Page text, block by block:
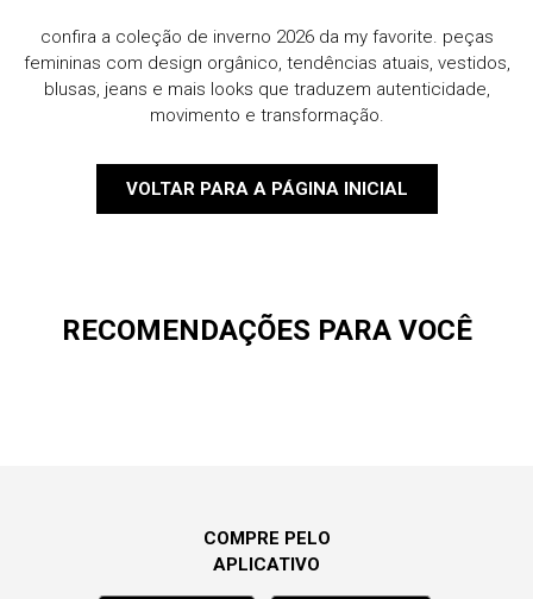
confira a coleção de inverno 2026 da my favorite. peças
femininas com design orgânico, tendências atuais, vestidos,
blusas, jeans e mais looks que traduzem autenticidade,
movimento e transformação.
VOLTAR PARA A PÁGINA INICIAL
RECOMENDAÇÕES PARA VOCÊ
COMPRE PELO
APLICATIVO